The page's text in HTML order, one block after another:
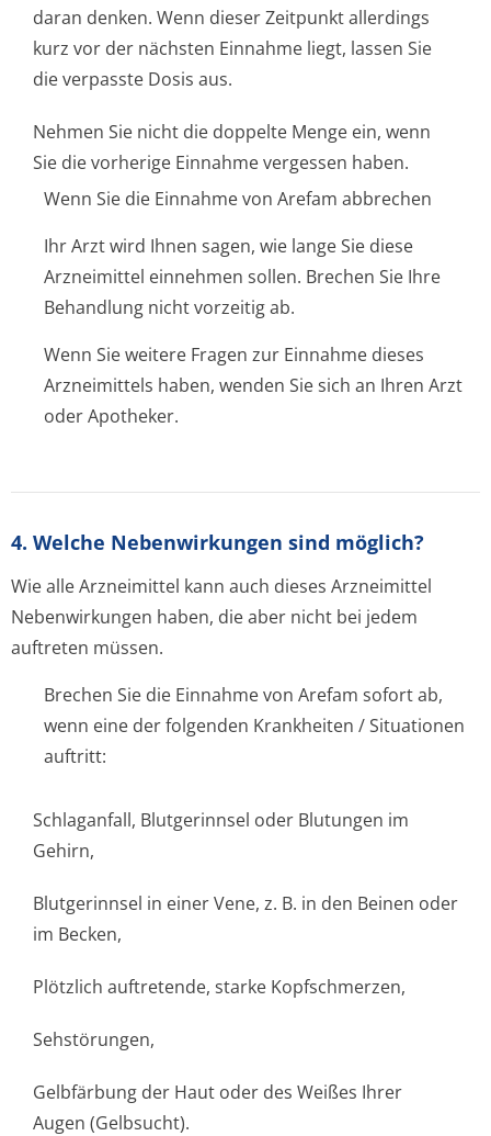
daran denken. Wenn dieser Zeitpunkt allerdings
kurz vor der nächsten Einnahme liegt, lassen Sie
die verpasste Dosis aus.
Nehmen Sie nicht die doppelte Menge ein, wenn
Sie die vorherige Einnahme vergessen haben.
Wenn Sie die Einnahme von Arefam abbrechen
Ihr Arzt wird Ihnen sagen, wie lange Sie diese
Arzneimittel einnehmen sollen. Brechen Sie Ihre
Behandlung nicht vorzeitig ab.
Wenn Sie weitere Fragen zur Einnahme dieses
Arzneimittels haben, wenden Sie sich an Ihren Arzt
oder Apotheker.
4. Welche Nebenwirkungen sind möglich?
Wie alle Arzneimittel kann auch dieses Arzneimittel
Nebenwirkungen haben, die aber nicht bei jedem
auftreten müssen.
Brechen Sie die Einnahme von Arefam sofort ab,
wenn eine der folgenden Krankheiten / Situationen
auftritt:
Schlaganfall, Blutgerinnsel oder Blutungen im
Gehirn,
Blutgerinnsel in einer Vene, z. B. in den Beinen oder
im Becken,
Plötzlich auftretende, starke Kopfschmerzen,
Sehstörungen,
Gelbfärbung der Haut oder des Weißes Ihrer
Augen (Gelbsucht).